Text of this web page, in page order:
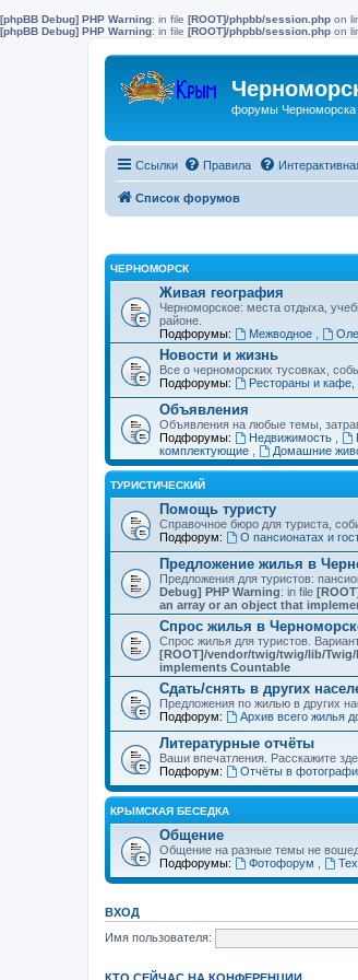
[phpBB Debug] PHP Warning: in file [ROOT]/phpbb/session.php on
[phpBB Debug] PHP Warning: in file [ROOT]/phpbb/session.php on
форумы Черноморска
Ссылки Правила
Список форумов
ЧЕРНОМОРСК
Живая география
Черноморское: места отдыха,
районе.
Подфорумы:
Межводное
Новости и жизнь
Все о черноморских тусовках,
Подфорумы:
Рестораны и кафе,
Объявления
Объявления на любые темы,
Подфорумы:
Недвижимость
комплектующие
Домашние
ТУРИСТИЧЕСКИЙ
Помощь туристу
Справочное бюро для туриста,
Подфорум:
О пансионатах и
Предложение жилья в
Предложения для туристов:
Debug] PHP Warning: in file
an array or an object that
Спрос жилья в
Спрос жилья для туристов.
[ROOT]/vendor/twig/twig/lib/
implements Countable
Сдать/снять в других
Предложения по жилью в других
Подфорум:
Архив всего жилья
Литературные отчёты
Ваши впечатления. Расскажите
Подфорум:
Отчёты в
КРЫМСКАЯ БЕСЕДКА
Общение
Общение на разные темы не
Подфорумы:
Фотофорум
ВХОД
Имя пользователя: